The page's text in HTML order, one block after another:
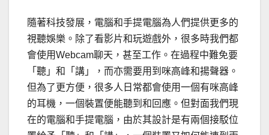
隨著科技發展，電腦和手提電腦為人們提供更多的
視聽娛樂。除了看影片和玩遊戲外，很多時我們都
會使用Webcam聊天，甚至工作。在過程中難免要
「聽」和「講」，而亦需要用到咪高峰和揚聲器。
但為了更方便，很多人日常都會使用一個有咪高峰
的耳機，一個裝置便能聽到和回應。但對面我們現
在的電腦和手提電腦，由於其設計是有兩個接駁位